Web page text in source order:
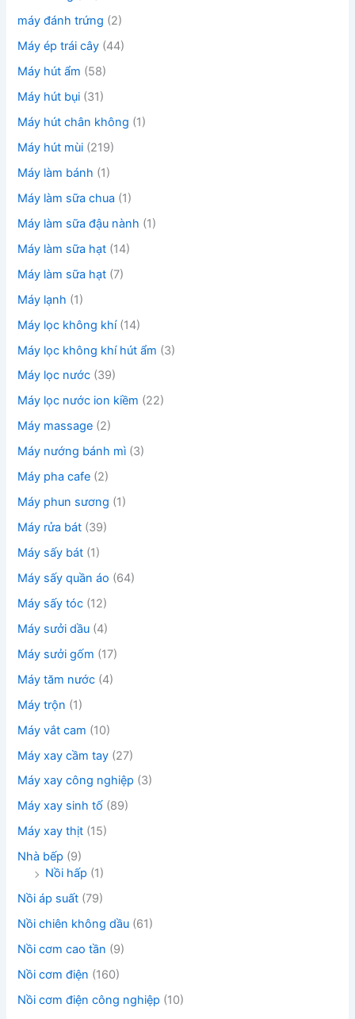
máy đánh trứng (2)
Máy ép trái cây (44)
Máy hút ẩm (58)
Máy hút bụi (31)
Máy hút chân không (1)
Máy hút mùi (219)
Máy làm bánh (1)
Máy làm sữa chua (1)
Máy làm sữa đậu nành (1)
Máy làm sữa hạt (14)
Máy làm sữa hạt (7)
Máy lạnh (1)
Máy lọc không khí (14)
Máy lọc không khí hút ẩm (3)
Máy lọc nước (39)
Máy lọc nước ion kiềm (22)
Máy massage (2)
Máy nướng bánh mì (3)
Máy pha cafe (2)
Máy phun sương (1)
Máy rửa bát (39)
Máy sấy bát (1)
Máy sấy quần áo (64)
Máy sấy tóc (12)
Máy sưởi dầu (4)
Máy sưởi gốm (17)
Máy tăm nước (4)
Máy trộn (1)
Máy vắt cam (10)
Máy xay cầm tay (27)
Máy xay công nghiệp (3)
Máy xay sinh tố (89)
Máy xay thịt (15)
Nhà bếp (9)
Nồi hấp (1)
Nồi áp suất (79)
Nồi chiên không dầu (61)
Nồi cơm cao tần (9)
Nồi cơm điện (160)
Nồi cơm điện công nghiệp (10)